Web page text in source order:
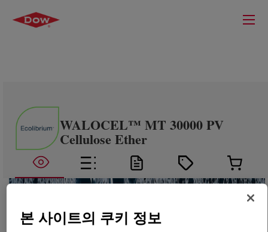
WALOCEL™ MT 30000 PV
Cellulose Ether
본 사이트의 쿠키 정보